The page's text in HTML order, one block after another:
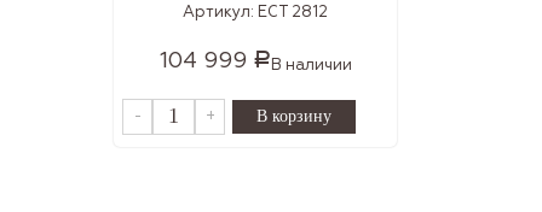
Артикул: ECT 2812
104 999 Р В наличии
- +